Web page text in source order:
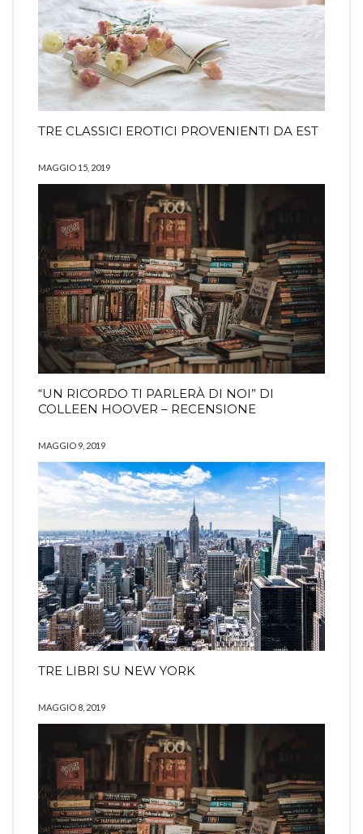
TRE CLASSICI EROTICI PROVENIENTI DA EST
MAGGIO 15, 2019
“UN RICORDO TI PARLERÀ DI NOI” DI
COLLEEN HOOVER – RECENSIONE
MAGGIO 9, 2019
TRE LIBRI SU NEW YORK
MAGGIO 8, 2019